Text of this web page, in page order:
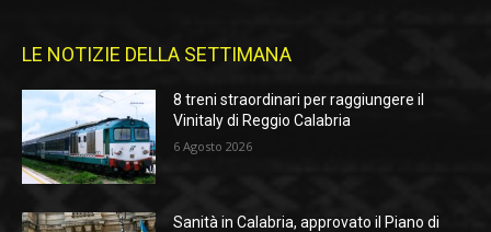
LE NOTIZIE DELLA SETTIMANA
8 treni straordinari per raggiungere il
Vinitaly di Reggio Calabria
6 Agosto 2026
Sanità in Calabria, approvato il Piano di